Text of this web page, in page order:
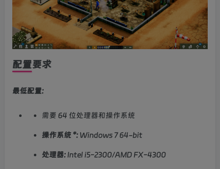
配置要求
最低配置:
需要 64 位处理器和操作系统
操作系统 *: Windows 7 64-bit
处理器:Intel i5-2300/AMD FX-4300